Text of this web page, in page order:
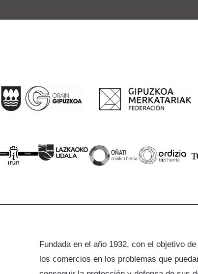
Fundada en el año 1932, con el objetivo
los comercios en los problemas que